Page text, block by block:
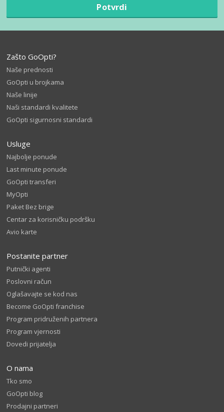
Potvrdi
Zašto GoOpti?
Naše prednosti
GoOpti u brojkama
Naše linije
Naši standardi kvalitete
GoOpti sigurnosni standardi
Usluge
Najbolje ponude
Last minute ponude
GoOpti transferi
MyOpti
Paket Bez brige
Centar za korisničku podršku
Avio karte
Postanite partner
Putnički agenti
Poslovni račun
Oglašavajte se kod nas
Become GoOpti franchise
Program pridruženih partnera
Program vjernosti
Dovedi prijatelja
O nama
Tko smo
GoOpti blog
Prodajni partneri